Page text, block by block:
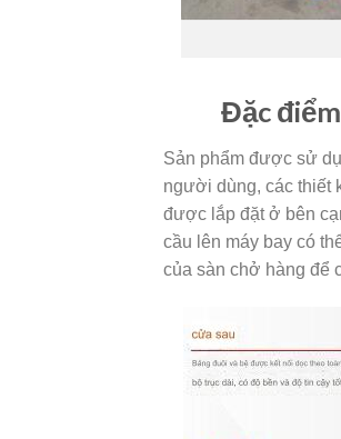
Đặc điểm
Sản phẩm được sử
người dùng, các thiết
được lắp đặt ở bên
cầu lên máy bay có
của sàn chở hàng để